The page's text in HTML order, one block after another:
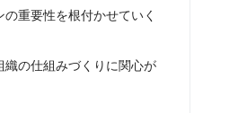
重要性を根付かせていく
の仕組みづくりに関心が